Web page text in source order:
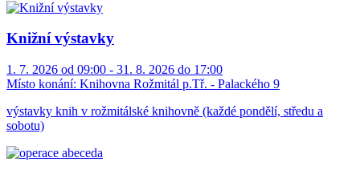
Knižní výstavky
1. 7. 2026 od 09:00 - 31. 8. 2026 do 17:00
Místo konání: Knihovna Rožmitál p.Tř. - Palackého 9
výstavky knih v rožmitálské knihovně (každé pondělí, středu a
sobotu)